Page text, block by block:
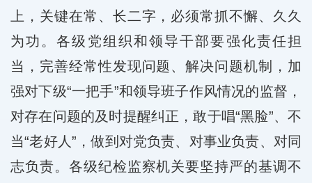
上，关键在常、长二字，必须常抓不懈、久久
为功。各级党组织和领导干部要强化责任担
当，完善经常性发现问题、解决问题机制，加
强对下级“一把手”和领导班子作风情况的监督，
对存在问题的及时提醒纠正，敢于唱“黑脸”、不
当“老好人”，做到对党负责、对事业负责、对同
志负责。各级纪检监察机关要坚持严的基调不